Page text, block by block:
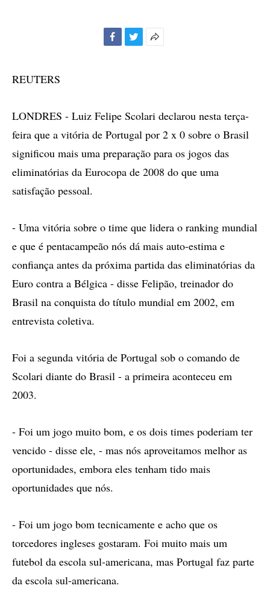
REUTERS
LONDRES - Luiz Felipe Scolari declarou nesta terça-
feira que a vitória de Portugal por 2 x 0 sobre o Brasil
significou mais uma preparação para os jogos das
eliminatórias da Eurocopa de 2008 do que uma
satisfação pessoal.
- Uma vitória sobre o time que lidera o ranking mundial
e que é pentacampeão nós dá mais auto-estima e
confiança antes da próxima partida das eliminatórias da
Euro contra a Bélgica - disse Felipão, treinador do
Brasil na conquista do título mundial em 2002, em
entrevista coletiva.
Foi a segunda vitória de Portugal sob o comando de
Scolari diante do Brasil - a primeira aconteceu em
2003.
- Foi um jogo muito bom, e os dois times poderiam ter
vencido - disse ele, - mas nós aproveitamos melhor as
oportunidades, embora eles tenham tido mais
oportunidades que nós.
- Foi um jogo bom tecnicamente e acho que os
torcedores ingleses gostaram. Foi muito mais um
futebol da escola sul-americana, mas Portugal faz parte
da escola sul-americana.